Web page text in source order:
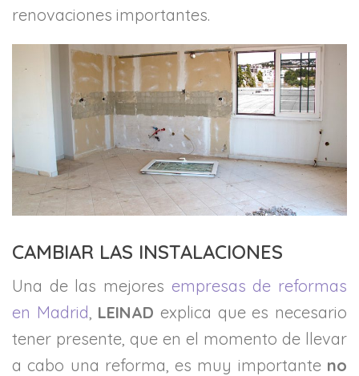
renovaciones importantes.
CAMBIAR LAS INSTALACIONES
Una de las mejores empresas de reformas
en Madrid, LEINAD explica que es necesario
tener presente, que en el momento de llevar
a cabo una reforma, es muy importante no